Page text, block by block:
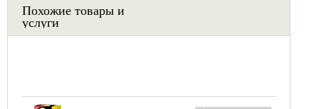
Похожие товары и
услуги